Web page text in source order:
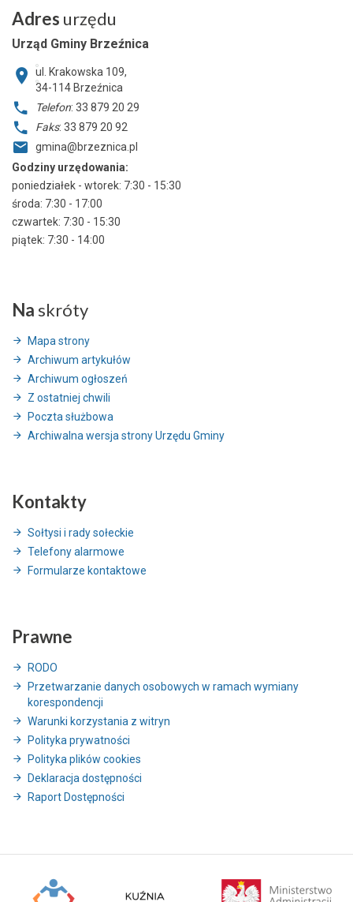
Adres urzędu
Urząd Gminy Brzeźnica
ul. Krakowska 109,
34-114 Brzeźnica
Telefon: 33 879 20 29
Faks: 33 879 20 92
gmina@brzeznica.pl
Godziny urzędowania:
poniedziałek - wtorek: 7:30 - 15:30
środa: 7:30 - 17:00
czwartek: 7:30 - 15:30
piątek: 7:30 - 14:00
Na skróty
Mapa strony
Archiwum artykułów
Archiwum ogłoszeń
Z ostatniej chwili
Poczta służbowa
Archiwalna wersja strony Urzędu Gminy
Kontakty
Sołtysi i rady sołeckie
Telefony alarmowe
Formularze kontaktowe
Prawne
RODO
Przetwarzanie danych osobowych w ramach wymiany
korespondencji
Warunki korzystania z witryn
Polityka prywatności
Polityka plików cookies
Deklaracja dostępności
Raport Dostępności